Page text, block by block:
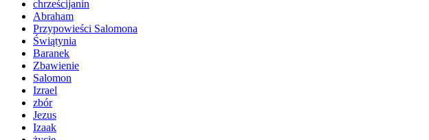
chrześcijanin
Abraham
Przypowieści Salomona
Świątynia
Baranek
Zbawienie
Salomon
Izrael
zbór
Jezus
Izaak